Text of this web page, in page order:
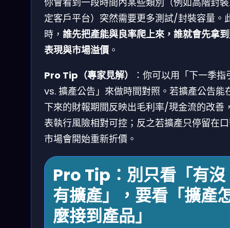
定客戶平台）突然需要更多測試/封裝容量。
時， 誰先把產能與良率爬上來，誰就會先拿
表現與市場溢價 。
Pro Tip（專家見解）
：你可以用「下一季指
vs. 擴產公告」來做時間對照。若擴產公告能
下來的財報期間反映出毛利率/現金流的改善
表執行風險相對可控；反之若擴產只停留在
市場會開始重新折價。
Pro Tip：別只看「有沒
有擴產」，要看「擴產
麼接到產品」